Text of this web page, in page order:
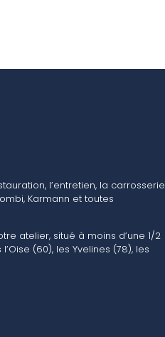
l’entretien, la carrosserie
Karmann et toutes
atelier, situé à moins d’une 1/2
(60), les Yvelines (78), les